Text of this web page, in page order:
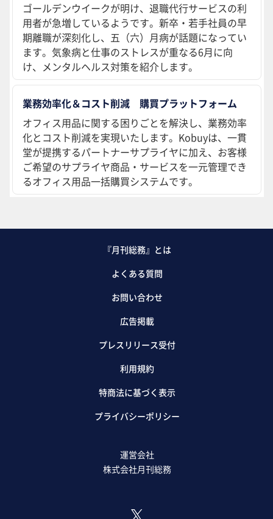
ゴールデンウイークが明け、退職代行サービスの利
用者が急増しているようです。新卒・若手社員の早
期離職が深刻化し、五（六）月病が話題になってい
ます。気象病と仕事のストレスが重なる6月に向
け、メンタルヘルス対策を紹介します。
業務効率化＆コスト削減 購買プラットフォーム
オフィス用品に関する困りごとを解決し、業務効率
化とコスト削減を実現いたします。Kobuyは、一貫
堂が提携するパートナーサプライヤに加え、お客様
ご希望のサプライヤ商品・サービスを一元管理でき
るオフィス用品一括購買システムです。
『月刊総務』とは
よくある質問
お問い合わせ
広告掲載
プレスリリース受付
利用規約
特商法に基づく表示
プライバシーポリシー
運営会社
株式会社月刊総務